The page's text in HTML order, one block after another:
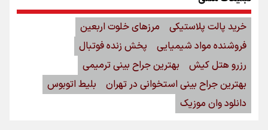
خرید پالت پلاستیکی
مرزهای خلوت اربعین
فروشنده مواد شیمیایی
پخش زنده فوتبال
رزرو هتل کیش
بهترین جراح بینی ترمیمی
بهترین جراح بینی استخوانی در تهران
بلیط اتوبوس
دانلود وان موزیک